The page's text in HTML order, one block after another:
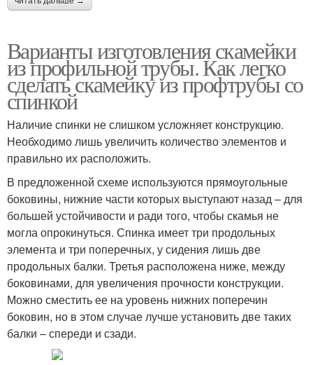
Варианты изготовления скамейки
из профильной трубы. Как легко
сделать скамейку из профтрубы со
спинкой
Наличие спинки не слишком усложняет конструкцию.
Необходимо лишь увеличить количество элементов и
правильно их расположить.
В предложенной схеме используются прямоугольные
боковины, нижние части которых выступают назад – для
большей устойчивости и ради того, чтобы скамья не
могла опрокинуться. Спинка имеет три продольных
элемента и три поперечных, у сидения лишь две
продольных балки. Третья расположена ниже, между
боковинами, для увеличения прочности конструкции.
Можно сместить ее на уровень нижних поперечин
боковин, но в этом случае лучше установить две таких
балки – спереди и сзади.